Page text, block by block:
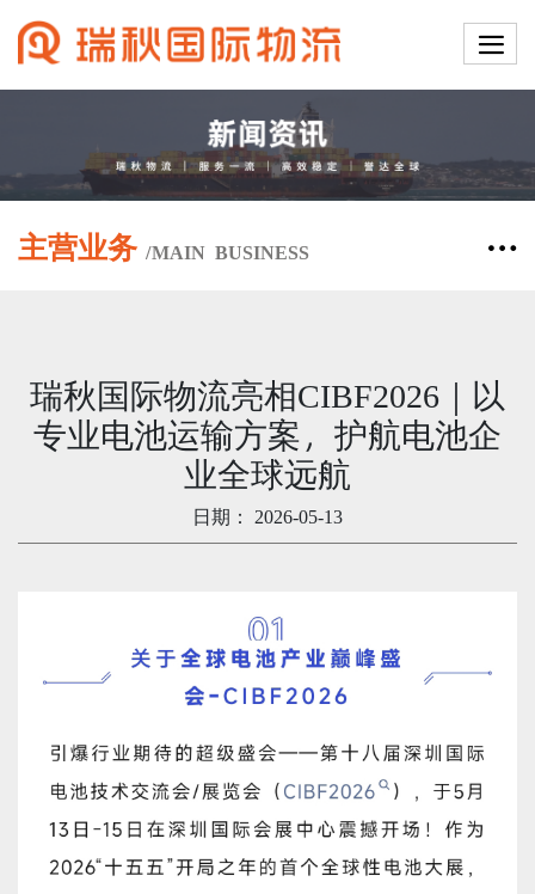
主营业务 /MAIN BUSINESS
瑞秋国际物流亮相CIBF2026｜以
专业电池运输方案，护航电池企
业全球远航
日期： 2026-05-13